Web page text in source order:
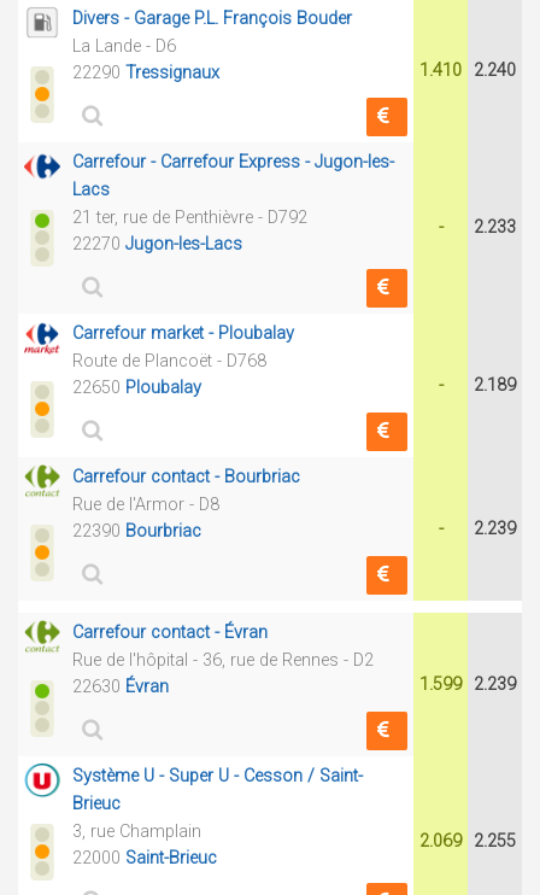
Divers - Garage P.L. François Bouder
La Lande - D6
22290 Tressignaux 1.410 2.240
Carrefour - Carrefour Express - Jugon-les-
Lacs
21 ter, rue de Penthièvre - D792
22270 Jugon-les-Lacs
- 2.233
Carrefour market - Ploubalay
Route de Plancoët - D768
22650 Ploubalay - 2.189
Carrefour contact - Bourbriac
Rue de l'Armor - D8
22390 Bourbriac - 2.239
Carrefour contact - Évran
Rue de l'hôpital - 36, rue de Rennes - D2
22630 Évran 1.599 2.239
Système U - Super U - Cesson / Saint-
Brieuc
3, rue Champlain
22000 Saint-Brieuc
2.069 2.255